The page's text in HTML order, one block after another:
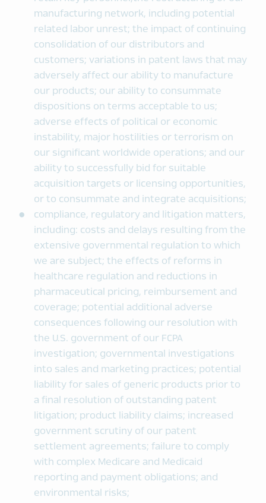
manufacturing network, including potential
related labor unrest; the impact of continuing
consolidation of our distributors and
customers; variations in patent laws that may
adversely affect our ability to manufacture
our products; our ability to consummate
dispositions on terms acceptable to us;
adverse effects of political or economic
instability, major hostilities or terrorism on
our significant worldwide operations; and our
ability to successfully bid for suitable
acquisition targets or licensing opportunities,
or to consummate and integrate acquisitions;
compliance, regulatory and litigation matters,
including: costs and delays resulting from the
extensive governmental regulation to which
we are subject; the effects of reforms in
healthcare regulation and reductions in
pharmaceutical pricing, reimbursement and
coverage; potential additional adverse
consequences following our resolution with
the U.S. government of our FCPA
investigation; governmental investigations
into sales and marketing practices; potential
liability for sales of generic products prior to
a final resolution of outstanding patent
litigation; product liability claims; increased
government scrutiny of our patent
settlement agreements; failure to comply
with complex Medicare and Medicaid
reporting and payment obligations; and
environmental risks;